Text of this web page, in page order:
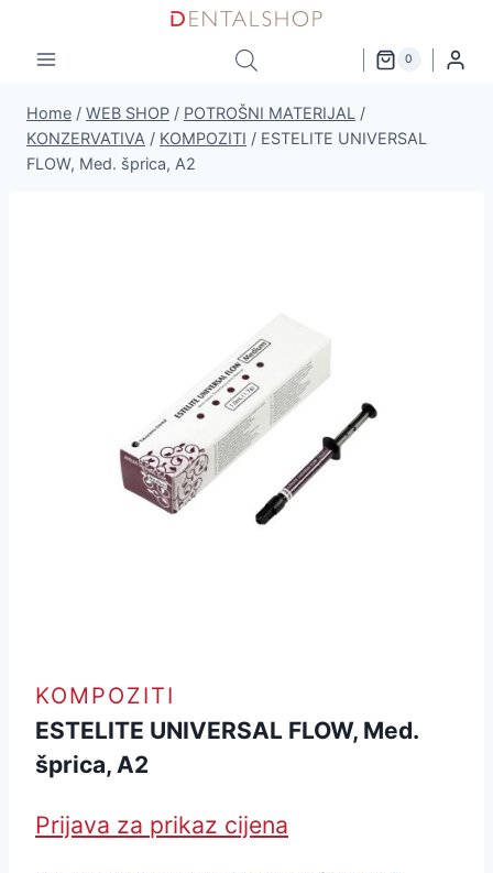
content
0
Home / WEB SHOP / POTROŠNI MATERIJAL /
KONZERVATIVA / KOMPOZITI / ESTELITE UNIVERSAL
FLOW, Med. šprica, A2
KOMPOZITI
ESTELITE UNIVERSAL FLOW, Med.
šprica, A2
Prijava za prikaz cijena